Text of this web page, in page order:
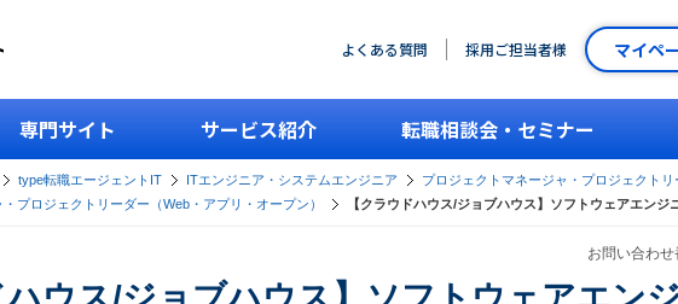
よくある質問 採用ご担当者様 マイペ
専門サイト サービス紹介 転職相談会・セミナー
type転職エージェントIT ITエンジニア・システムエンジニア
プロジェクトマネージャ・プロジェクトリ
プロジェクトリーダー（Web・アプリ・オープン）
【クラウドハウス/ジョブハウス】ソフトウェアエンジ
お問い合わ